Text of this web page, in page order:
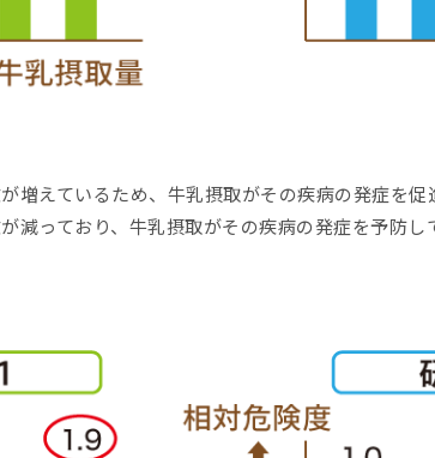
増えているため、牛乳摂取がその疾病の発症を促
減っており、牛乳摂取がその疾病の発症を予防し